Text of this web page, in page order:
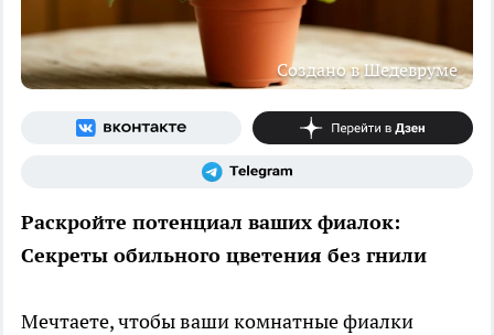
Создано в Шедевруме
Раскройте потенциал ваших фиалок:
Секреты обильного цветения без гнили
Мечтаете, чтобы ваши комнатные фиалки